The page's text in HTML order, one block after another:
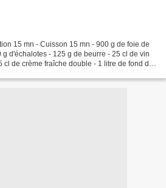
15 mn - Cuisson 15 mn - 900 g de foie de
d'échalotes - 125 g de beurre - 25 cl de vin
de crème fraîche double - 1 litre de fond de